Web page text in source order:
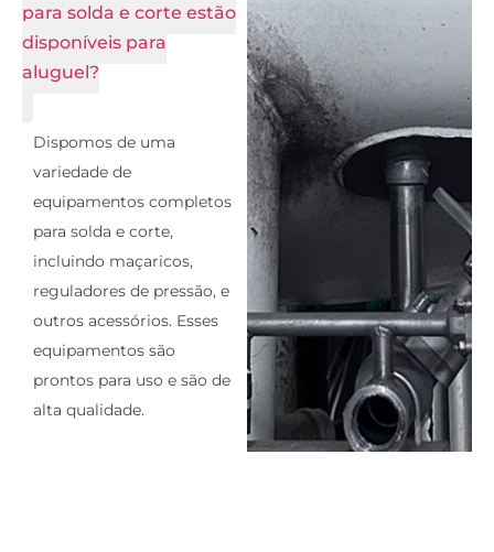
para solda e corte estão
disponíveis para
aluguel?
Dispomos de uma
variedade de
equipamentos completos
para solda e corte,
incluindo maçaricos,
reguladores de pressão, e
outros acessórios. Esses
equipamentos são
prontos para uso e são de
alta qualidade.